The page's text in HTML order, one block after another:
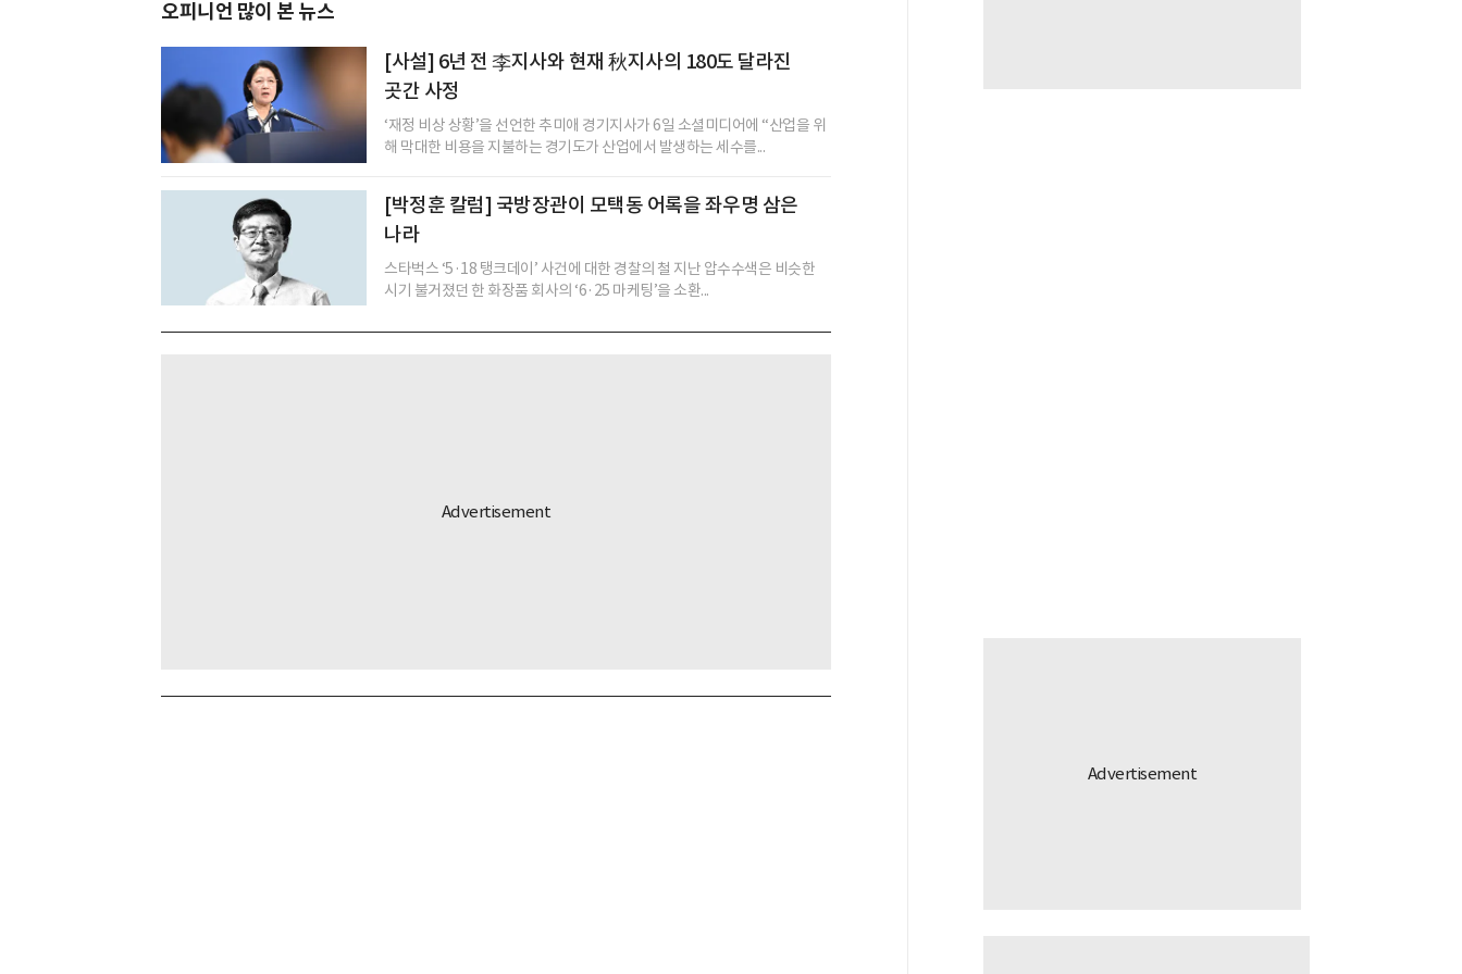
오피니언 많이 본 뉴스
[사설] 6년 전 李지사와 현재 秋지사의 180도 달라진
곳간 사정
‘재정 비상 상황’을 선언한 추미애 경기지사가 6일 소셜미디어에 “산업을 위
해 막대한 비용을 지불하는 경기도가 산업에서 발생하는 세수를...
[박정훈 칼럼] 국방장관이 모택동 어록을 좌우명 삼은
나라
스타벅스 ‘5·18 탱크데이’ 사건에 대한 경찰의 철 지난 압수수색은 비슷한
시기 불거졌던 한 화장품 회사의 ‘6·25 마케팅’을 소환...